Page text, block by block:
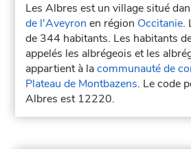
Les Albres est un village situé
de l'Aveyron en région Occitanie.
de 344 habitants. Les habitants
appelés les albrégeois et les
appartient à lacommunauté de
Plateau de Montbazens. Le code
Albres est 12220.